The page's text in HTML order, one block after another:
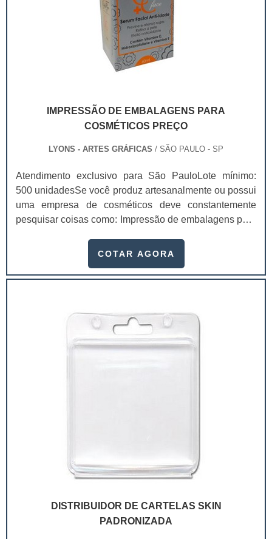
IMPRESSÃO DE EMBALAGENS PARA
COSMÉTICOS PREÇO
LYONS - ARTES GRÁFICAS / SÃO PAULO - SP
Atendimento exclusivo para São PauloLote mínimo:
500 unidadesSe você produz artesanalmente ou possui
uma empresa de cosméticos deve constantemente
pesquisar coisas como: Impressão de embalagens para
um investimento necessário para quem está no
extremamente competitivo, assim, as embalagens
COTAR AGORA
DISTRIBUIDOR DE CARTELAS SKIN
PADRONIZADA